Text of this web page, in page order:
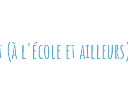
(à l'école et